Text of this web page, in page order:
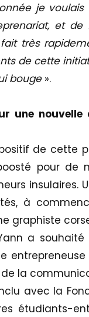
je
et
très
de cette
bouge ».
une
de cette
pour de
insulaires.
à
graphiste
a
la
avec la
étudiants-